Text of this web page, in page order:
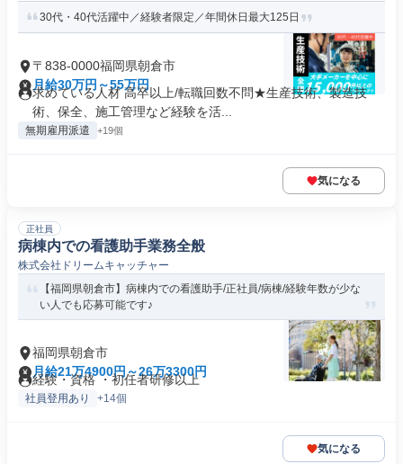
30代・40代活躍中／経験者限定／年間休日最大125日
〒838-0000福岡県朝倉市
月給30万円～55万円
求めている人材 高卒以上/転職回数不問★生産技術、製造技
術、保全、施工管理など経験を活...
無期雇用派遣 +19個
気になる
正社員
病棟内での看護助手業務全般
株式会社ドリームキャッチャー
【福岡県朝倉市】病棟内での看護助手/正社員/病棟/経験年数が少な
い人でも応募可能です♪
福岡県朝倉市
月給21万4900円～26万3300円
経験・資格 ・初任者研修以上
社員登用あり +14個
気になる